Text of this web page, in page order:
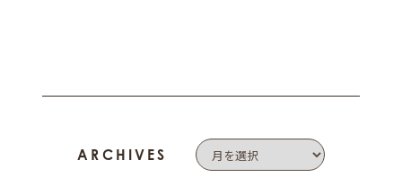
ARCHIVES